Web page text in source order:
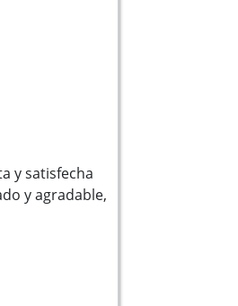
y satisfecha
y agradable,